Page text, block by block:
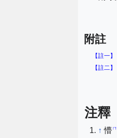
附註
【註一】
【註二】
注釋
↑ 懵